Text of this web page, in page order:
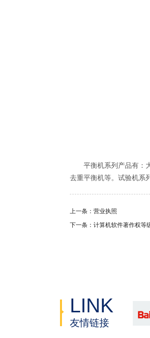
平衡机系列产品有：大
去重平衡机等。试验机系
上一条：营业执照
下一条：计算机软件著作权等
LINK
友情链接